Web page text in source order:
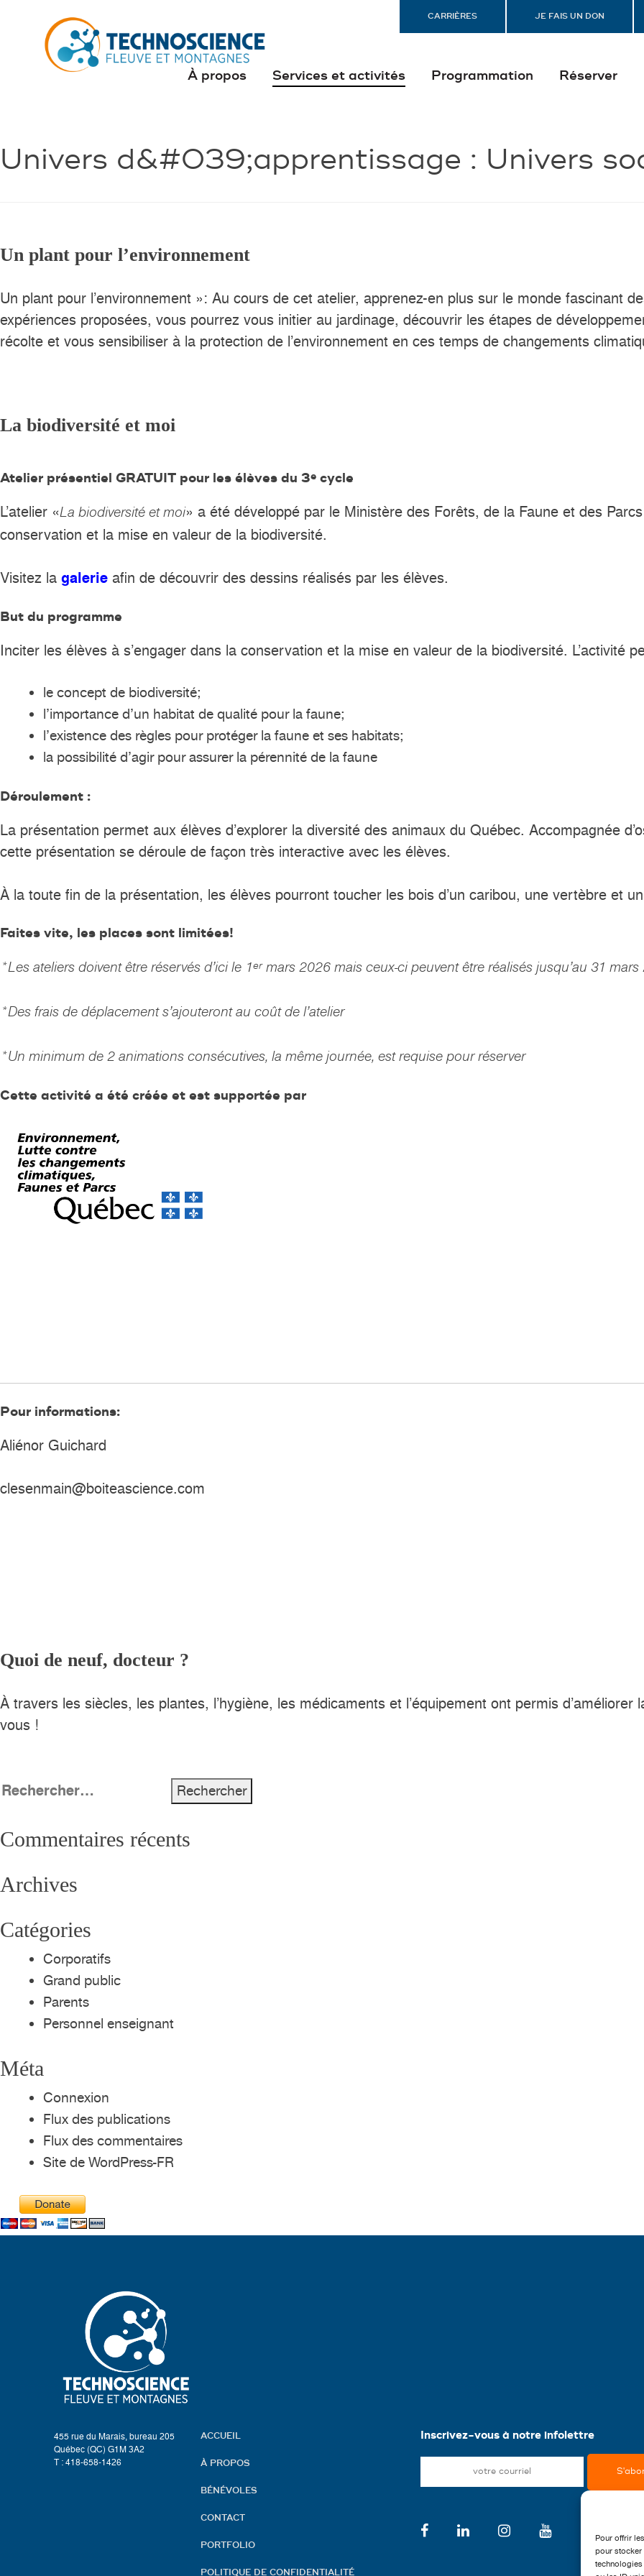
Pour offrir
pour stocker
CARRIÈRES JE FAIS UN DON
À propos Services et activités Programmation Réserver
Univers d&#039;apprentissage : Univers
Un plant pour l’environnement
Un plant pour l’environnement »: Au cours de cet atelier, apprenez-en plus sur le monde fascinant
expériences proposées, vous pourrez vous initier au jardinage, découvrir les étapes de
récolte et vous sensibiliser à la protection de l’environnement en ces temps de changements
La biodiversité et moi
Atelier présentiel GRATUIT pour les élèves du 3e cycle
L’atelier «La biodiversité et moi» a été développé par le Ministère des Forêts, de la Faune et des
conservation et la mise en valeur de la biodiversité.
Visitez la galerie afin de découvrir des dessins réalisés par les élèves.
But du programme
Inciter les élèves à s’engager dans la conservation et la mise en valeur de la biodiversité. L’activité
le concept de biodiversité;
l’importance d’un habitat de qualité pour la faune;
l’existence des règles pour protéger la faune et ses habitats;
la possibilité d’agir pour assurer la pérennité de la faune
Déroulement :
La présentation permet aux élèves d’explorer la diversité des animaux du Québec. Accompagnée
cette présentation se déroule de façon très interactive avec les élèves.
À la toute fin de la présentation, les élèves pourront toucher les bois d’un caribou, une vertèbre et
Faites vite, les places sont limitées!
*Les ateliers doivent être réservés d’ici le 1ermars 2026 mais ceux-ci peuvent être réalisés jusqu’au 31 mars
*Des frais de déplacement s’ajouteront au coût de l’atelier
*Un minimum de 2 animations consécutives, la même journée, est requise pour réserver
Cette activité a été créée et est supportée par
Pour informations:
Aliénor Guichard
clesenmain@boiteascience.com
Quoi de neuf, docteur ?
À travers les siècles, les plantes, l’hygiène, les médicaments et l’équipement ont permis
vous !
Rechercher :
Commentaires récents
Archives
Catégories
Corporatifs
Grand public
Parents
Personnel enseignant
Méta
Connexion
Flux des publications
Flux des commentaires
Site de WordPress-FR
455 rue du Marais, bureau 205
Québec (QC) G1M 3A2
T : 418-658-1426
ACCUEIL
À PROPOS
BÉNÉVOLES
CONTACT
PORTFOLIO
POLITIQUE DE CONFIDENTIALITÉ
Inscrivez-vous à notre infolettre